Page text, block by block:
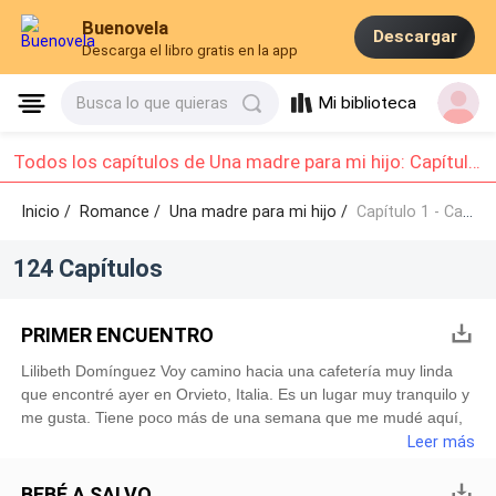
Buenovela
Descarga el libro gratis en la app
Descargar
Busca lo que quieras Mi biblioteca
Todos los capítulos de Una madre para mi hijo: Capítulo 1 - Capítulo 10
Inicio / Romance/Una madre para mi hijo / Capítulo 1 - Capítulo 10
124 Capítulos
PRIMER ENCUENTRO
Lilibeth Domínguez Voy camino hacia una cafetería muy linda
que encontré ayer en Orvieto, Italia. Es un lugar muy tranquilo y
me gusta. Tiene poco más de una semana que me mudé aquí,
ya que en mi país no tengo nada que me retenga. Después de
buscar una nueva aventura, pero nunca pensé que lo que viviría
Leer más